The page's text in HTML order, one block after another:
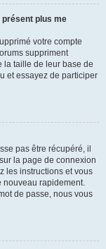
présent plus me
votre compte
suppriment
la taille de leur base de
et essayez de participer
pas être récupéré, il
la page de connexion
les instructions et vous
nouveau rapidement.
de passe, nous vous